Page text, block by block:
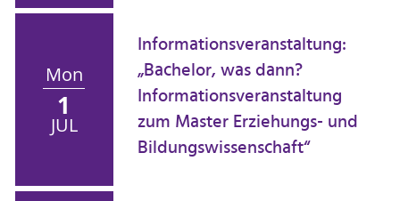
Mon
1
JUL
Informationsveranstaltung:
„Bachelor, was dann?
Informationsveranstaltung
zum Master Erziehungs- und
Bildungswissenschaft“